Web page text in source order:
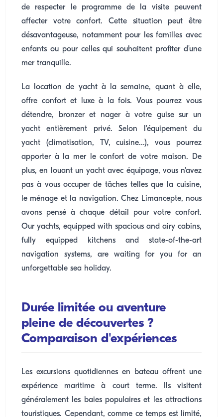
de respecter le programme de la visite peuvent
affecter votre confort. Cette situation peut être
désavantageuse, notamment pour les familles avec
enfants ou pour celles qui souhaitent profiter d'une
mer tranquille.
La location de yacht à la semaine, quant à elle,
offre confort et luxe à la fois. Vous pourrez vous
détendre, bronzer et nager à votre guise sur un
yacht entièrement privé. Selon l'équipement du
yacht (climatisation, TV, cuisine...), vous pourrez
apporter à la mer le confort de votre maison. De
plus, en louant un yacht avec équipage, vous n'avez
pas à vous occuper de tâches telles que la cuisine,
le ménage et la navigation. Chez Limancepte, nous
avons pensé à chaque détail pour votre confort.
Our yachts, equipped with spacious and airy cabins,
fully equipped kitchens and state-of-the-art
navigation systems, are waiting for you for an
unforgettable sea holiday.
Durée limitée ou aventure
pleine de découvertes ?
Comparaison d'expériences
Les excursions quotidiennes en bateau offrent une
expérience maritime à court terme. Ils visitent
généralement les baies populaires et les attractions
touristiques. Cependant, comme ce temps est limité,